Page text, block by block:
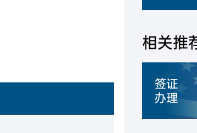
相关推
签证
办理